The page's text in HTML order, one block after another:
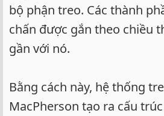
bộ phận treo. Các thành
chấn được gắn theo chiều
gần với nó.
Bằng cách này, hệ thống
MacPherson tạo ra cấu